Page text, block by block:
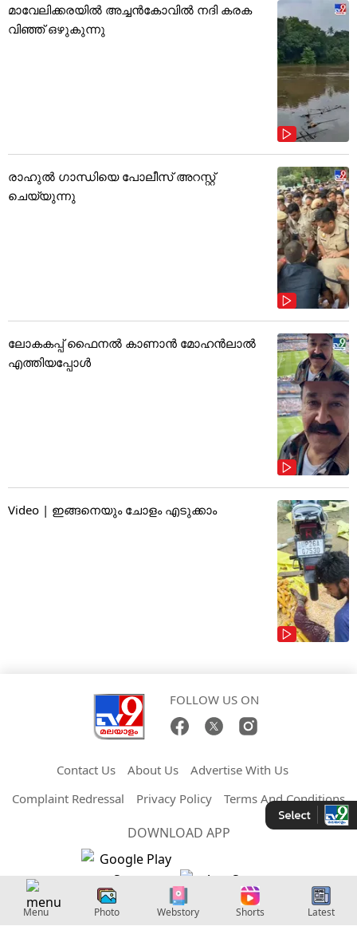
മാവേലിക്കരയിൽ അച്ചൻകോവിൽ നദി കരക
വിഞ്ഞ് ഒഴുകുന്നു
രാഹുൽ ഗാന്ധിയെ പോലീസ് അറസ്റ്റ്
ചെയ്യുന്നു
ലോകകപ്പ് ഫൈനൽ കാണാൻ മോഹൻലാൽ
എത്തിയപ്പോൾ
Video | ഇങ്ങനെയും ചോളം എടുക്കാം
FOLLOW US ON
Contact Us About Us
Advertise With Us
Complaint Redressal
Privacy Policy Terms And Conditions
DOWNLOAD APP
Copyright © 2026 Malayalam TV9. All Rights Reserved.
Menu
Photo Webstory Shorts Latest